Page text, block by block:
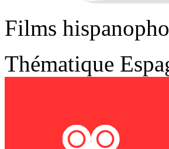
Films
Thématique